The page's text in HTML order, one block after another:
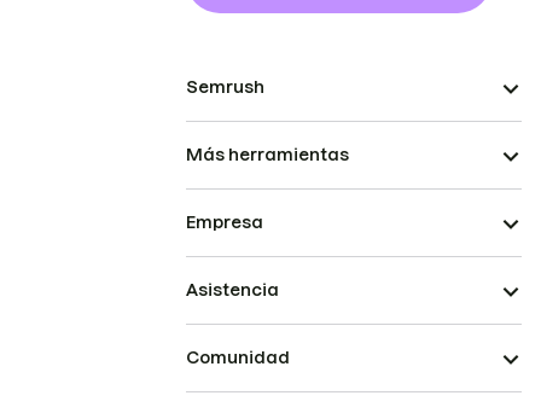
Semrush
Más herramientas
Empresa
Asistencia
Comunidad